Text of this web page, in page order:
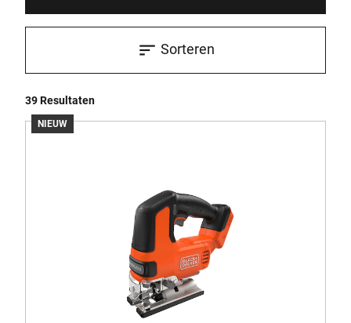
39 Resultaten
Sorteren
NIEUW